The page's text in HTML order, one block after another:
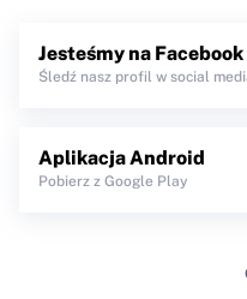
Jesteśmy na Facebook
Śledź nasz profil w social
Aplikacja Android
Pobierz z Google Play